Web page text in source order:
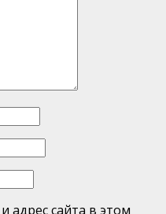
адрес сайта в этом